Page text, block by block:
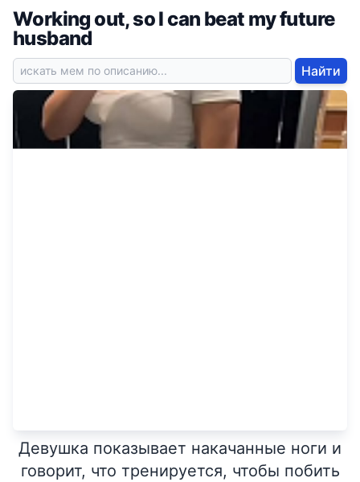
Working out, so I can beat my future
husband
Найти
Девушка показывает накачанные ноги и
говорит, что тренируется, чтобы побить